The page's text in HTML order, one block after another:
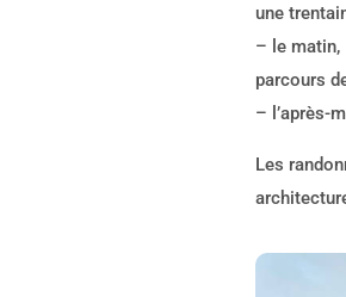
une
– le
parcours
– l’après-
Les